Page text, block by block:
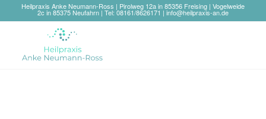
Heilpraxis Anke Neumann-Ross | Pirolweg 12a in 85356 Freising | Vogelweide
2c in 85375 Neufahrn | Tel: 08161/8626171 | info@heilpraxis-an.de